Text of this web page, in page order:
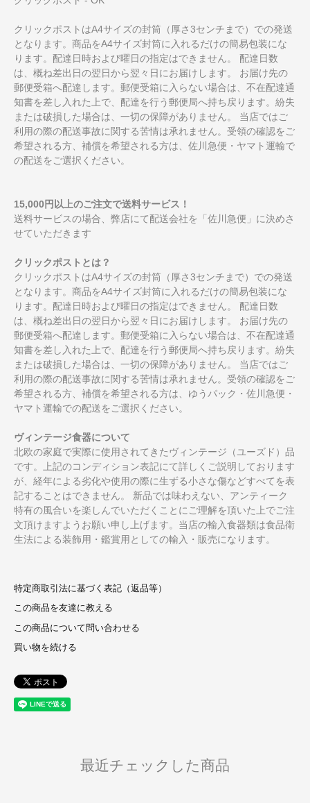
クリックポストはA4サイズの封筒（厚さ3センチまで）での発送
となります。商品をA4サイズ封筒に入れるだけの簡易包装にな
ります。配達日時および曜日の指定はできません。 配達日数
は、概ね差出日の翌日から翌々日にお届けします。 お届け先の
郵便受箱へ配達します。郵便受箱に入らない場合は、不在配達通
知書を差し入れた上で、配達を行う郵便局へ持ち戻ります。紛失
または破損した場合は、一切の保障がありません。 当店ではご
利用の際の配送事故に関する苦情は承れません。受領の確認をご
希望される方、補償を希望される方は、佐川急便・ヤマト運輸で
の配送をご選択ください。
15,000円以上のご注文で送料サービス！
送料サービスの場合、弊店にて配送会社を「佐川急便」に決めさ
せていただきます
クリックポストとは？
クリックポストはA4サイズの封筒（厚さ3センチまで）での発送
となります。商品をA4サイズ封筒に入れるだけの簡易包装にな
ります。配達日時および曜日の指定はできません。 配達日数
は、概ね差出日の翌日から翌々日にお届けします。 お届け先の
郵便受箱へ配達します。郵便受箱に入らない場合は、不在配達通
知書を差し入れた上で、配達を行う郵便局へ持ち戻ります。紛失
または破損した場合は、一切の保障がありません。 当店ではご
利用の際の配送事故に関する苦情は承れません。受領の確認をご
希望される方、補償を希望される方は、ゆうパック・佐川急便・
ヤマト運輸での配送をご選択ください。
ヴィンテージ食器について
北欧の家庭で実際に使用されてきたヴィンテージ（ユーズド）品
です。上記のコンディション表記にて詳しくご説明しております
が、経年による劣化や使用の際に生ずる小さな傷などすべてを表
記することはできません。 新品では味わえない、アンティーク
特有の風合いを楽しんでいただくことにご理解を頂いた上でご注
文頂けますようお願い申し上げます。当店の輸入食器類は食品衛
生法による装飾用・鑑賞用としての輸入・販売になります。
特定商取引法に基づく表記（返品等）
この商品を友達に教える
この商品について問い合わせる
買い物を続ける
最近チェックした商品